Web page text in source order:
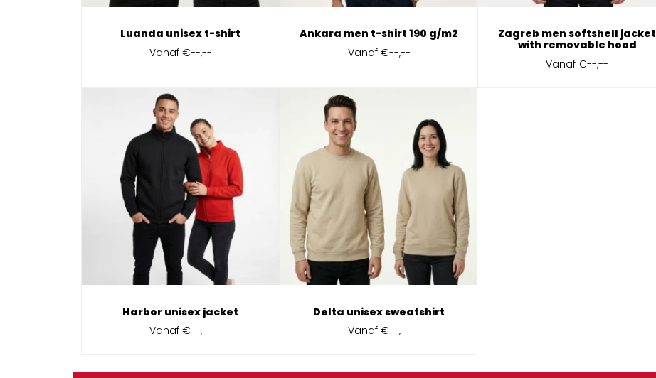
Luanda unisex t-shirt
Vanaf €--,--
Ankara men t-shirt 190 g/m2
Vanaf €--,--
Zagreb men softshell jacket
with removable hood
Vanaf€--,--
Harbor unisex jacket
Vanaf €--,--
Delta unisex sweatshirt
Vanaf €--,--